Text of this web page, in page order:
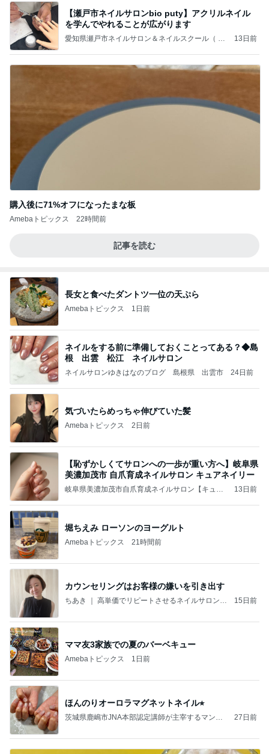
【瀬戸市ネイルサロンbio puty】アクリルネイル
を学んでやれることが広がります
愛知県瀬戸市ネイルサロン＆ネイルスクール（ 尾
ail bio puty ビオ プティ
13日前
購入後に71%オフになったまな板
Amebaトピックス 22時間前
記事を読む
長女と食べたダントツ一位の天ぷら
Amebaトピックス 1日前
ネイルをする前に準備しておくことってある？◆島
根 出雲 松江 ネイルサロン
ネイルサロンゆきはなのブログ 島根県 出雲市 24日前
気づいたらめっちゃ伸びていた髪
Amebaトピックス 2日前
【恥ずかしくてサロンへの一歩が重い方へ】岐阜県
美濃加茂市 自爪育成ネイルサロン キュアネイリー
岐阜県美濃加茂市自爪育成ネイルサロン【キュア
見るたび心ときめく爪に♡
13日前
堀ちえみ ローソンのヨーグルト
Amebaトピックス 21時間前
カウンセリングはお客様の嫌いを引き出す
ちあき ｜ 高単価でリピートさせるネイルサロンの
15日前
ママ友3家族での夏のバーベキュー
Amebaトピックス 1日前
ほんのりオーロラマグネットネイル⭐︎
茨城県鹿嶋市JNA本部認定講師が主宰するマンツ
27日前